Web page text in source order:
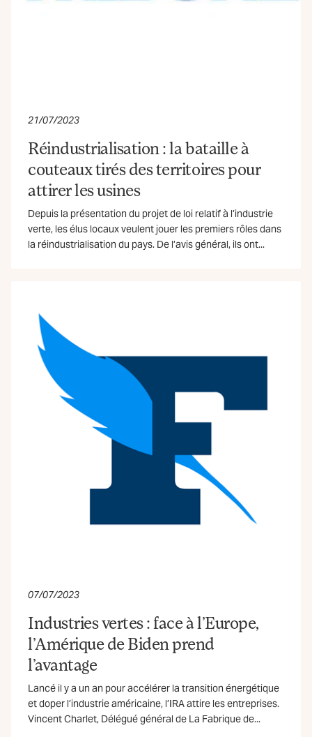
21/07/2023
Réindustrialisation : la bataille à
couteaux tirés des territoires pour
attirer les usines
Depuis la présentation du projet de loi relatif à l’industrie
verte, les élus locaux veulent jouer les premiers rôles dans
la réindustrialisation du pays. De l’avis général, ils ont...
07/07/2023
Industries vertes : face à l’Europe,
l’Amérique de Biden prend
l’avantage
Lancé il y a un an pour accélérer la transition énergétique
et doper l’industrie américaine, l’IRA attire les entreprises.
Vincent Charlet, Délégué général de La Fabrique de...